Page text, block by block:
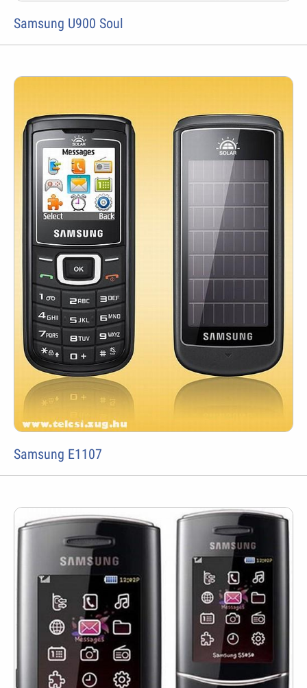
Samsung U900 Soul
Samsung E1107